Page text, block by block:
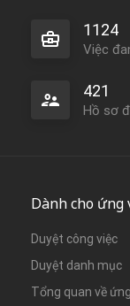
1124
Việc
421
Hồ sơ
Dành cho ứng
Duyệt công việc
Duyệt danh mục
Tổng quan về